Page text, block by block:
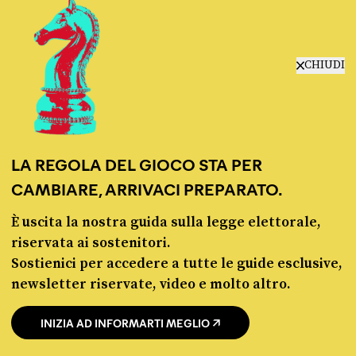
CHIUDI
LA REGOLA DEL GIOCO STA PER
CAMBIARE, ARRIVACI PREPARATO.
È uscita la nostra guida sulla legge elettorale,
riservata ai sostenitori.
Sostienici per accedere a tutte le guide esclusive,
newsletter riservate, video e molto altro.
INIZIA AD INFORMARTI MEGLIO
CONDIVIDI
facebook
LEGGI LA NOSTRA POLITICA DELLE CORREZIONI